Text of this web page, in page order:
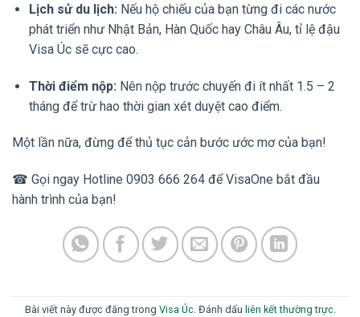
Lịch sử du lịch: Nếu hộ chiếu của bạn từng đi các nước
phát triển như Nhật Bản, Hàn Quốc hay Châu Âu, tỉ lệ đậu
Visa Úc sẽ cực cao.
Thời điểm nộp: Nên nộp trước chuyến đi ít nhất 1.5 – 2
tháng để trừ hao thời gian xét duyệt cao điểm.
Một lần nữa, đừng để thủ tục cản bước ước mơ của bạn!
☎ Gọi ngay Hotline 0903 666 264 để VisaOne bắt đầu
hành trình của bạn!
Bài viết này được đăng trong Visa Úc. Đánh dấu liên kết thường trực.